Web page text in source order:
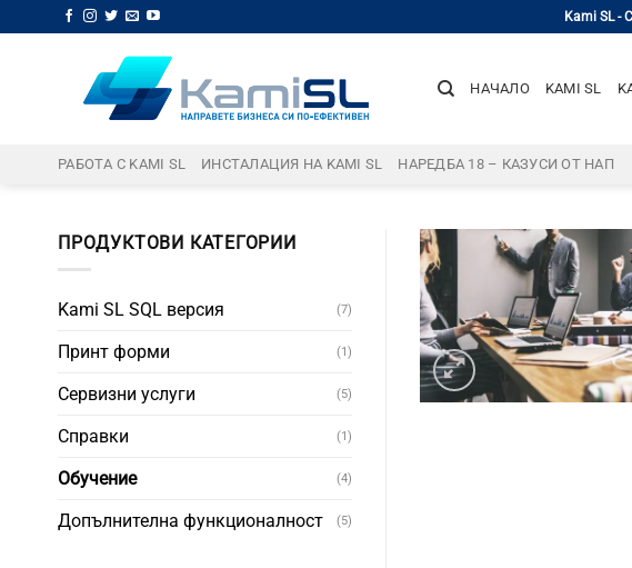
to
Kami SL -
НАЧАЛО KAMI SL
РАБОТА С KAMI SL ИНСТАЛАЦИЯ НА KAMI SL НАРЕДБА 18 – КАЗУСИ ОТ НАП
ПРОДУКТОВИ КАТЕГОРИИ
Kami SL SQL версия (7)
Принт форми (1)
Сервизни услуги (5)
Справки (1)
Обучение (4)
Допълнителна функционалност (5)